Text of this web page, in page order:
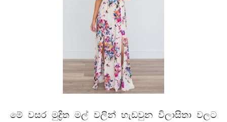
මේ වසර මුද්‍රිත මල් වලින් හැඩවුන විලාසිතා වලට